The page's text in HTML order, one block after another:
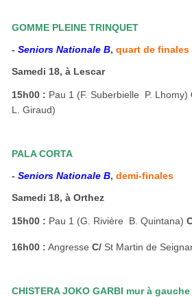
GOMME PLEINE TRINQUET
-Seniors Nationale B,quart de finales
Samedi 18, à Lescar
15h00 : Pau 1 (F. Suberbielle  P. Lhomy)
L. Giraud)
PALA CORTA
-Seniors Nationale B,demi-finales
Samedi 18, à Orthez
15h00 : Pau 1 (G. Rivière  B. Quintana)
16h00 : AngresseC/ St Martin de
CHISTERA JOKO GARBI mur à gauche